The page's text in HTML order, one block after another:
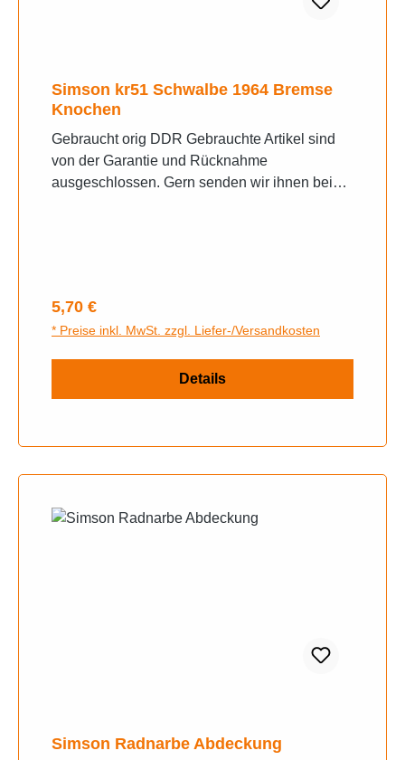
Simson kr51 Schwalbe 1964 Bremse
Knochen
Gebraucht orig DDR Gebrauchte Artikel sind
von der Garantie und Rücknahme
ausgeschlossen. Gern senden wir ihnen bei
Regulärer Preis:
5,70 €
* Preise inkl. MwSt. zzgl. Liefer-/Versandkosten
Details
Simson Radnarbe Abdeckung